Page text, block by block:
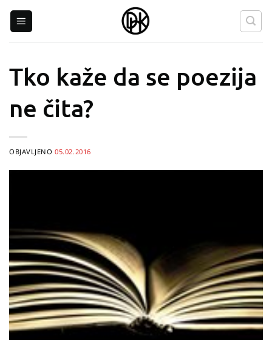
Tko kaže da se poezija
ne čita?
OBJAVLJENO05.02.2016